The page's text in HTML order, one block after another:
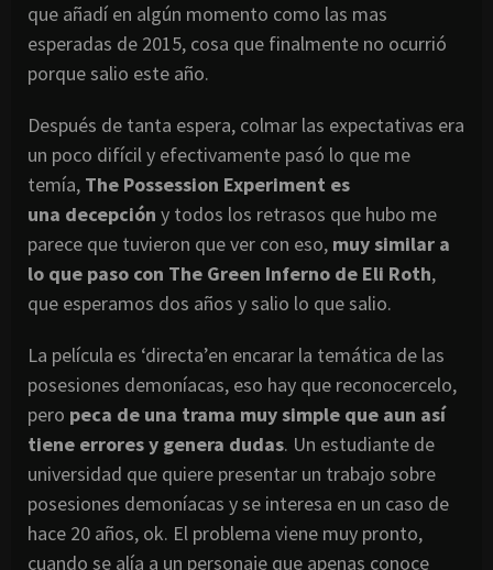
que añadí en algún momento como las mas
esperadas de 2015, cosa que finalmente no ocurrió
porque salio este año.
Después de tanta espera, colmar las expectativas era
un poco difícil y efectivamente pasó lo que me
temía, The Possession Experiment es
una decepción y todos los retrasos que hubo me
parece que tuvieron que ver con eso, muy similar a
lo que paso con The Green Inferno de Eli Roth,
que esperamos dos años y salio lo que salio.
La película es ‘directa’en encarar la temática de las
posesiones demoníacas, eso hay que reconocercelo,
pero peca de una trama muy simple que aun así
tiene errores y genera dudas. Un estudiante de
universidad que quiere presentar un trabajo sobre
posesiones demoníacas y se interesa en un caso de
hace 20 años, ok. El problema viene muy pronto,
cuando se alía a un personaje que apenas conoce